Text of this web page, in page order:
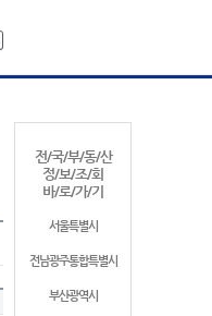
전/국/부/동/산
정/보/조/회
바/로/가/기
서울특별시
전남광주통합특별시
부산광역시